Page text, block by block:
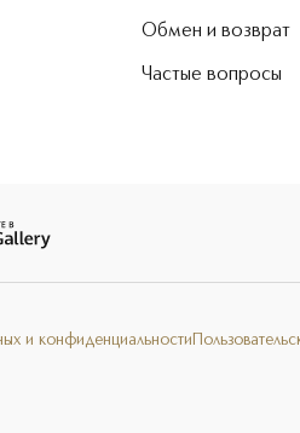
Обмен и возврат
Частые вопросы
и конфиденциальности